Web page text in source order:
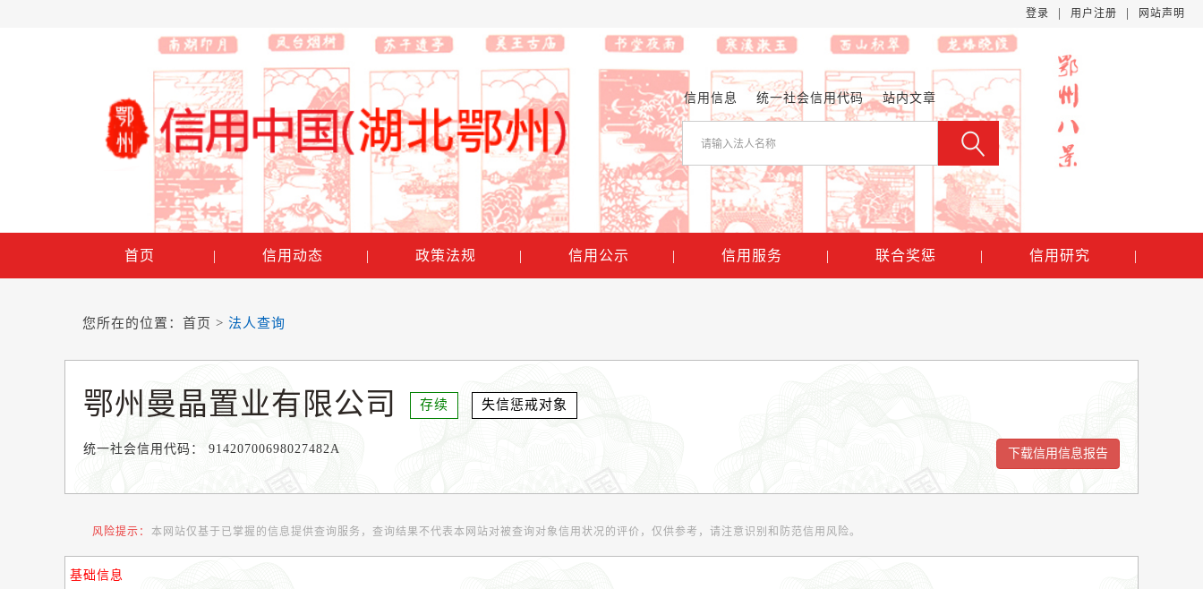
登录 用户注册 网站声明
信用信息 统一社会信用代码 站内文章
首页 | 信用动态 | 政策法规 | 信用公示 | 信用服务 | 联合奖惩 | 信用研究 |
您所在的位置： 首页 > 法人查询
鄂州曼晶置业有限公司 存续 失信惩戒对象
统一社会信用代码： 91420700698027482A
风险提示： 本网站仅基于已掌握的信息提供查询服务，查询结果不代表本网站对被查询对象信用状况的评价，仅供参考，请注意识别和防范信用风险。
基础信息